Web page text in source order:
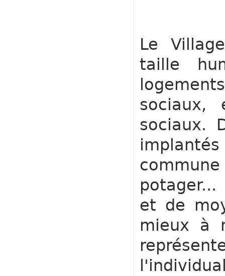
Le
taille
sociaux,
sociaux.
implantés
et de
mieux à